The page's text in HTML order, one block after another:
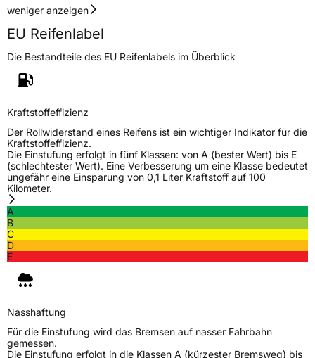
weniger anzeigen
EU Reifenlabel
Die Bestandteile des EU Reifenlabels im Überblick
Kraftstoffeffizienz
Der Rollwiderstand eines Reifens ist ein wichtiger Indikator für die
Kraftstoffeffizienz.
Die Einstufung erfolgt in fünf Klassen: von A (bester Wert) bis E
(schlechtester Wert). Eine Verbesserung um eine Klasse bedeutet
ungefähr eine Einsparung von 0,1 Liter Kraftstoff auf 100
Kilometer.
A
B
C
D
E
Nasshaftung
Für die Einstufung wird das Bremsen auf nasser Fahrbahn
gemessen.
Die Einstufung erfolgt in die Klassen A (kürzester Bremsweg) bis